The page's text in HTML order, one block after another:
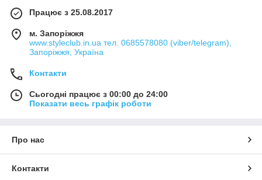
Працює з 25.08.2017
м. Запоріжжя
www.styleclub.in.ua тел. 0685578080 (viber/telegram),
Запоріжжя, Україна
Контакти
Сьогодні працює з 00:00 до 24:00
Показати весь графік роботи
Про нас
Контакти